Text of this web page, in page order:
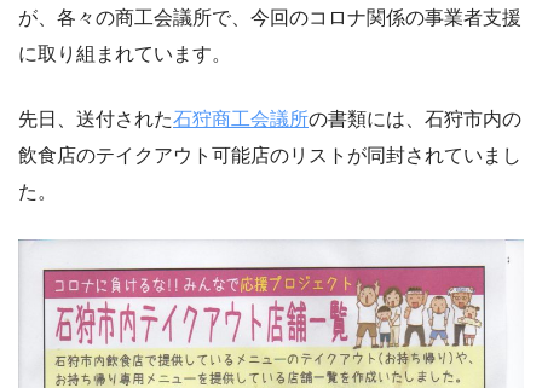
が、各々の商工会議所で、今回のコロナ関係の事業者支援
に取り組まれています。
先日、送付された石狩商工会議所の書類には、石狩市内の
飲食店のテイクアウト可能店のリストが同封されていまし
た。